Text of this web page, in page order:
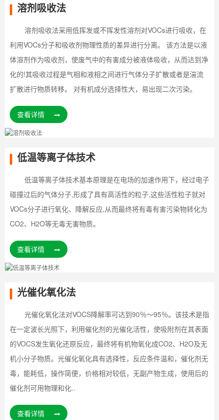
溶剂吸收法
溶剂吸收法采用低挥发或不挥发性溶剂对VOCs进行吸收，在
利用VOCs分子和吸收剂物理性质的差异进行分离。 该方法是以液
体溶剂作为吸收剂，使废气中的有害成分被液体吸收，从而达到净
化的!其吸收过程是气相和液相之间进行气体分子扩散或者是湍流
扩散进行物质转移。 对有机成分选择性大，易出现二次污染。
查看详情
低温等离子体技术
低温等离子体技术基本原理是在电场的加速作用下，经过电子
碰撞过后的气体分子,形成了具有高活性的粒子,这些活性粒子就对
VOCs分子进行氧化、降解反应,从而最终将有毒有害污染物转化为
CO2、H2O等无毒无害物质。
查看详情
光催化氧化法
光催化氧化法对VOCS降解率可达到90％～95％。该技术是指
在一定波长光照下，利用催化剂的光催化活性，使吸附剂在其表面
的VOCS发生氧化还原反应，最终将有机物氧化成CO2、H2O及无
机小分子物质。光催化氧化具有选择性，反应条件温和，催化剂无
毒，能耗低，操作简便，价格相对较低，无副产物生成，使用后的
催化剂可用物理和化..
查看详情